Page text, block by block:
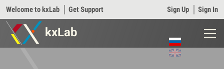
Welcome to kxLab Get Support Sign Up Sign In
kxLab